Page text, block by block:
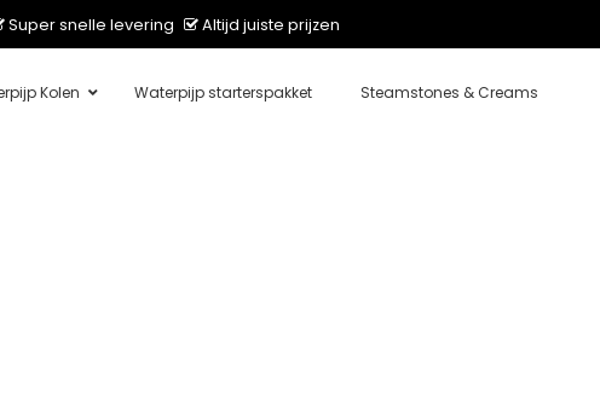
Super snelle levering Altijd juiste prijzen
Kolen Waterpijp starterspakket Steamstones & Creams